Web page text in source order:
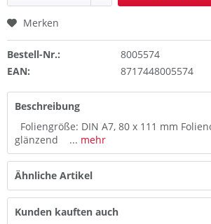
Merken
Bestell-Nr.:
8005574
EAN:
8717448005574
Beschreibung
Foliengröße: DIN A7, 80 x 111 mm
glänzend ... mehr
Ähnliche Artikel
Kunden kauften auch